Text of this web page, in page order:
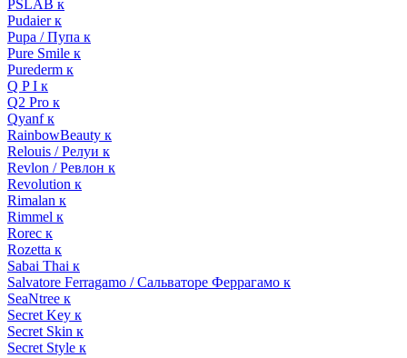
PSLAB к
Pudaier к
Pupa / Пупа к
Pure Smile к
Purederm к
Q P I к
Q2 Pro к
Qyanf к
RainbowBeauty к
Relouis / Релуи к
Revlon / Ревлон к
Revolution к
Rimalan к
Rimmel к
Rorec к
Rozetta к
Sabai Thai к
Salvatore Ferragamo / Сальваторе Феррагамо к
SeaNtree к
Secret Key к
Secret Skin к
Secret Style к